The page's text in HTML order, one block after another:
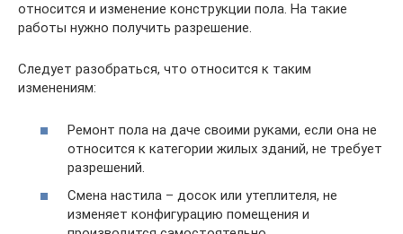
относится и изменение конструкции пола. На такие
работы нужно получить разрешение.
Следует разобраться, что относится к таким
изменениям:
Ремонт пола на даче своими руками, если она не
относится к категории жилых зданий, не требует
разрешений.
Смена настила – досок или утеплителя, не
изменяет конфигурацию помещения и